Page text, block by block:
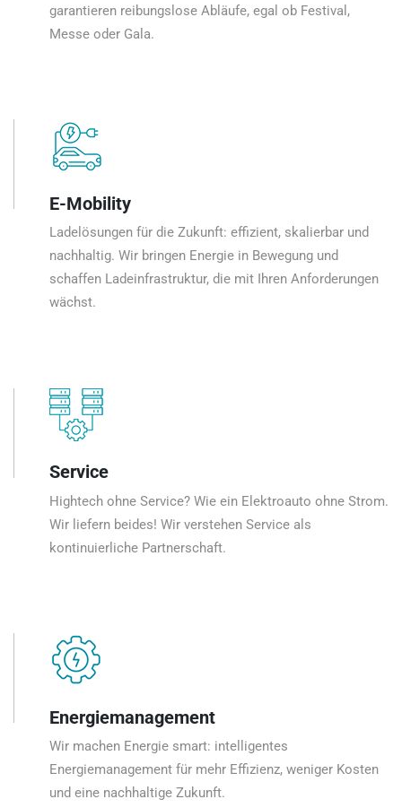
garantieren reibungslose Abläufe, egal ob Festival,
Messe oder Gala.
E-Mobility
Ladelösungen für die Zukunft: effizient, skalierbar und
nachhaltig. Wir bringen Energie in Bewegung und
schaffen Ladeinfrastruktur, die mit Ihren Anforderungen
wächst.
Service
Hightech ohne Service? Wie ein Elektroauto ohne Strom.
Wir liefern beides! Wir verstehen Service als
kontinuierliche Partnerschaft.
Energiemanagement
Wir machen Energie smart: intelligentes
Energiemanagement für mehr Effizienz, weniger Kosten
und eine nachhaltige Zukunft.